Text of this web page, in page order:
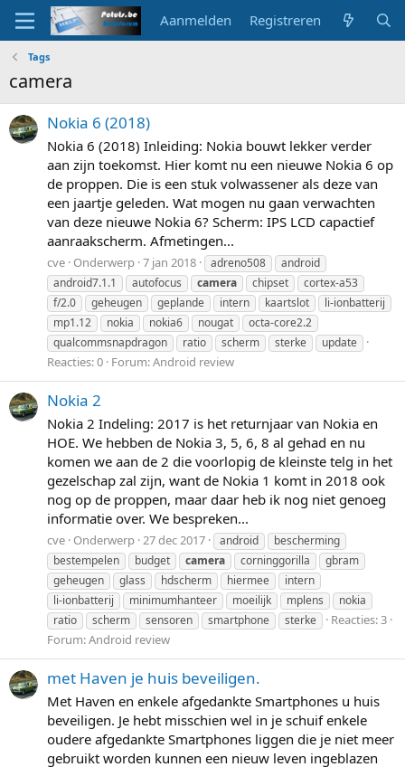
Aanmelden Registreren
Tags
camera
Nokia 6 (2018)
Nokia 6 (2018) Inleiding: Nokia bouwt lekker verder
aan zijn toekomst. Hier komt nu een nieuwe Nokia 6 op
de proppen. Die is een stuk volwassener als deze van
een jaartje geleden. Wat mogen nu gaan verwachten
van deze nieuwe Nokia 6? Scherm: IPS LCD capactief
aanraakscherm. Afmetingen...
cve Onderwerp 7 jan 2018 adreno508
android
android7.1.1
autofocus camera chipset
cortex-a53
f/2.0
geheugen geplande intern kaartslot
li-ionbatterij
mp1.12
nokia nokia6 nougat
octa-core2.2
qualcommsnapdragon
ratio scherm sterke update
Reacties: 0 Forum:Android review
Nokia 2
Nokia 2 Indeling: 2017 is het returnjaar van Nokia en
HOE. We hebben de Nokia 3, 5, 6, 8 al gehad en nu
komen we aan de 2 die voorlopig de kleinste telg in het
gezelschap zal zijn, want de Nokia 1 komt in 2018 ook
nog op de proppen, maar daar heb ik nog niet genoeg
informatie over. We bespreken...
cve Onderwerp 27 dec 2017 android
bescherming
bestempelen
budget camera corninggorilla
gbram
geheugen
glass hdscherm hiermee
intern
li-ionbatterij
minimumhanteer moeilijk mplens
nokia
ratio
scherm sensoren smartphone sterke
Reacties: 3
Forum:Android review
met Haven je huis beveiligen.
Met Haven en enkele afgedankte Smartphones u huis
beveiligen. Je hebt misschien wel in je schuif enkele
oudere afgedankte Smartphones liggen die je niet meer
gebruikt worden kunnen een nieuw leven ingeblazen